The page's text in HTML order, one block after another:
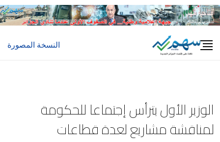
Skip
to
النسخة المصورة
الوزير الأول يترأس إجتماعا للحكومة
لمناقشة مشاريع لعدة قطاعات